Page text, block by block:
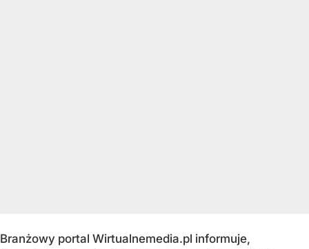
Branżowy portal Wirtualnemedia.pl informuje,